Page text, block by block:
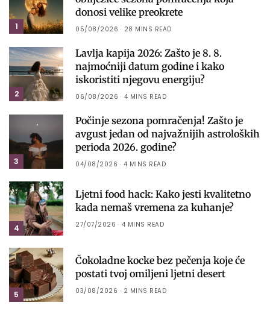
1
donosi velike preokrete
05/08/2026 28 MINS READ
2
Lavlja kapija 2026: Zašto je 8. 8.
najmoćniji datum godine i kako
iskoristiti njegovu energiju?
06/08/2026 4 MINS READ
3
Počinje sezona pomračenja! Zašto je
avgust jedan od najvažnijih astroloških
perioda 2026. godine?
04/08/2026 4 MINS READ
4
Ljetni food hack: Kako jesti kvalitetno
kada nemaš vremena za kuhanje?
27/07/2026 4 MINS READ
5
Čokoladne kocke bez pečenja koje će
postati tvoj omiljeni ljetni desert
03/08/2026 2 MINS READ